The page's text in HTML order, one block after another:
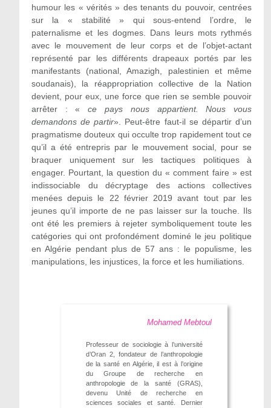
humour les « vérités » des tenants du pouvoir, centrées
sur la « stabilité » qui sous-entend l’ordre, le
paternalisme et les dogmes. Dans leurs mots rythmés
avec le mouvement de leur corps et de l’objet-actant
représenté par les différents drapeaux portés par les
manifestants (national, Amazigh, palestinien et même
soudanais), la réappropriation collective de la Nation
devient, pour eux, une force que rien se semble pouvoir
arrêter : «ce pays nous appartient. Nous vous
demandons de partir». Peut-être faut-il se départir d’un
pragmatisme douteux qui occulte trop rapidement tout ce
qu’il a été entrepris par le mouvement social, pour se
braquer uniquement sur les tactiques politiques à
engager. Pourtant, la question du « comment faire » est
indissociable du décryptage des actions collectives
menées depuis le 22 février 2019 avant tout par les
jeunes qu’il importe de ne pas laisser sur la touche. Ils
ont été les premiers à rejeter symboliquement toute les
catégories qui ont profondément dominé le jeu politique
en Algérie pendant plus de 57 ans : le populisme, les
manipulations, les injustices, la force et les humiliations.
Mohamed Mebtoul
Professeur de sociologie à l’université
d’Oran 2, fondateur de l’anthropologie
de la santé en Algérie, il est à l’origine
du Groupe de recherche en
anthropologie de la santé (GRAS),
devenu Unité de recherche en
sciences sociales et santé. Dernier